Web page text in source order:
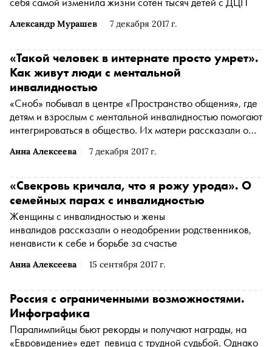
Александр Мурашев 7 декабря 2017 г.
Анна Алексеева 7 декабря 2017 г.
«Такой человек в интернате просто умрет».
Как живут люди с ментальной
инвалидностью
«Сноб» побывал в центре «Пространство общения», где
детям и взрослым с ментальной инвалидностью помогают
интегрироваться в общество. Их матери рассказали о
почему такие дети должны чаще появляться на улице
Анна Алексеева 15 сентября 2017 г.
«Свекровь кричала, что я рожу урода». О
семейных парах с инвалидностью
Женщины с инвалидностью и жены
инвалидов рассказали о неодобрении родственников,
ненависти к себе и борьбе за счастье
Россия с ограниченными возможностями.
Инфографика
Паралимпийцы бьют рекорды и получают награды, на
«Евровидение» едет певица с трудной судьбой. Однако